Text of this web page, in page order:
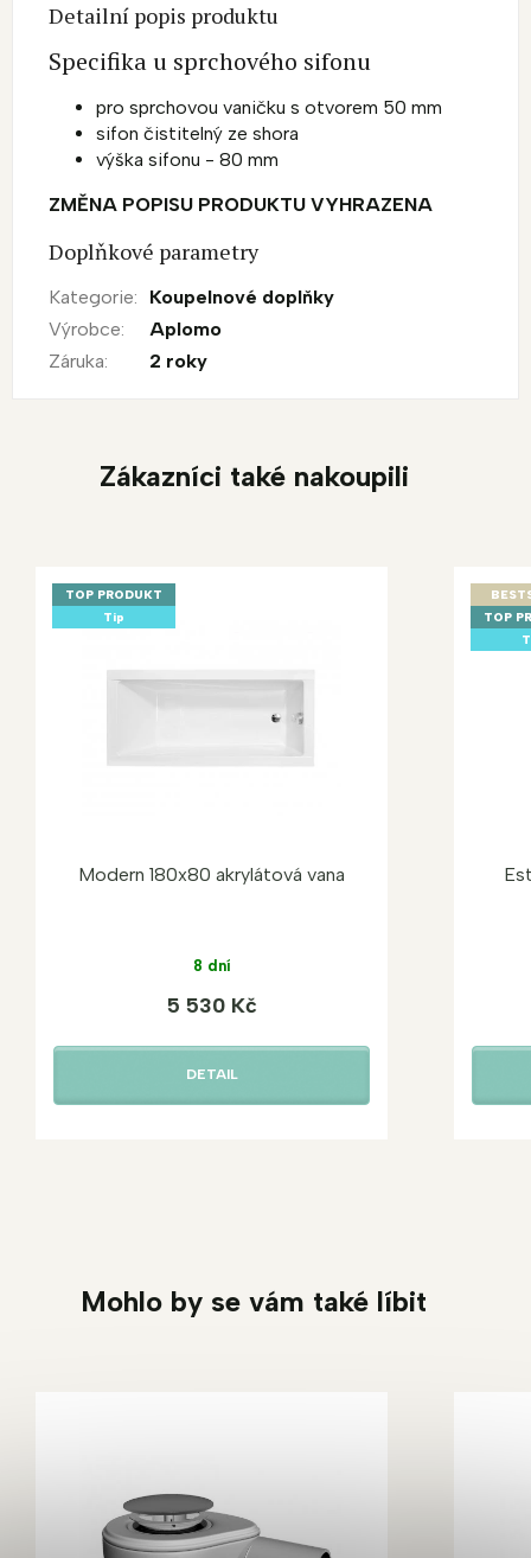
Detailní popis produktu
Specifika u sprchového sifonu
pro sprchovou vaničku s otvorem 50 mm
sifon čistitelný ze shora
výška sifonu - 80 mm
ZMĚNA POPISU PRODUKTU VYHRAZENA
Doplňkové parametry
Kategorie:
Koupelnové doplňky
Výrobce:
Aplomo
Záruka: 2 roky
Zákazníci také nakoupili
TOP PRODUKT
Tip
Modern 180x80 akrylátová vana
8 dní
5 530 Kč
DETAIL
TOP
Mohlo by se vám také líbit